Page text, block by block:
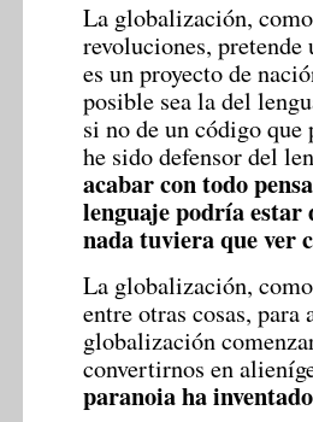
La globalización,
revoluciones,
es un proyecto de
posible sea la del
si no de un código
he sido defensor del
acabar con todo
lenguaje podría estar
nada tuviera que ver
La globalización,
entre otras cosas,
globalización
convertirnos en
paranoia ha